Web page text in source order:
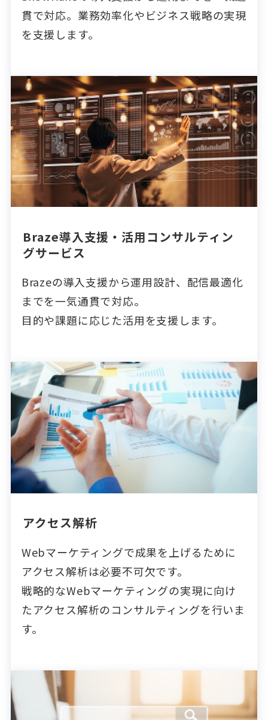
貫で対応。業務効率化やビジネス戦略の実現
を支援します。
Braze導入支援・活用コンサルティン
グサービス
Brazeの導入支援から運用設計、配信最適化
までを一気通貫で対応。
目的や課題に応じた活用を支援します。
アクセス解析
Webマーケティングで成果を上げるために
アクセス解析は必要不可欠です。
戦略的なWebマーケティングの実現に向け
たアクセス解析のコンサルティングを行いま
す。